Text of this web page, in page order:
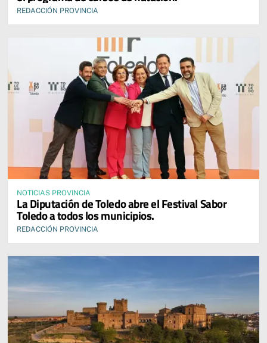
REDACCIÓN PROVINCIA
NOTICIAS PROVINCIA
La Diputación de Toledo abre el Festival Sabor
Toledo a todos los municipios.
REDACCIÓN PROVINCIA